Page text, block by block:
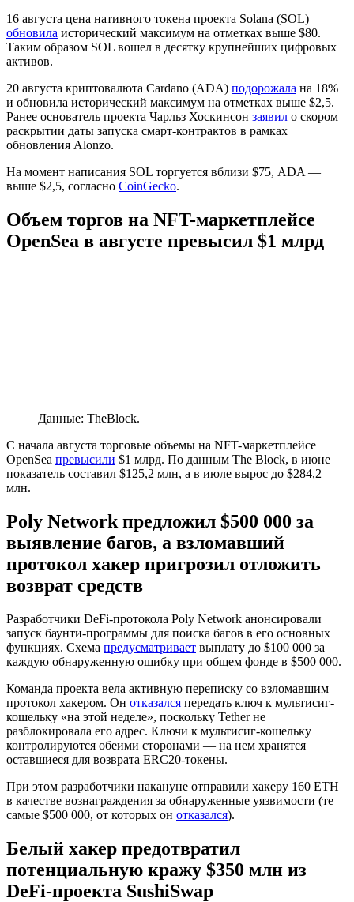
16 августа цена нативного токена проекта Solana (SOL)
обновила исторический максимум на отметках выше $80.
Таким образом SOL вошел в десятку крупнейших цифровых
активов.
20 августа криптовалюта Cardano (ADA) подорожала на 18%
и обновила исторический максимум на отметках выше $2,5.
Ранее основатель проекта Чарльз Хоскинсон заявил о скором
раскрытии даты запуска смарт-контрактов в рамках
обновления Alonzo.
На момент написания SOL торгуется вблизи $75, ADA —
выше $2,5, согласно CoinGecko.
Объем торгов на NFT-маркетплейсе
OpenSea в августе превысил $1 млрд
Данные: TheBlock.
С начала августа торговые объемы на NFT-маркетплейсе
OpenSea превысили $1 млрд. По данным The Block, в июне
показатель составил $125,2 млн, а в июле вырос до $284,2
млн.
Poly Network предложил $500 000 за
выявление багов, а взломавший
протокол хакер пригрозил отложить
возврат средств
Разработчики DeFi-протокола Poly Network анонсировали
запуск баунти-программы для поиска багов в его основных
функциях. Схема предусматривает выплату до $100 000 за
каждую обнаруженную ошибку при общем фонде в $500 000.
Команда проекта вела активную переписку со взломавшим
протокол хакером. Он отказался передать ключ к мультисиг-
кошельку «на этой неделе», поскольку Tether не
разблокировала его адрес. Ключи к мультисиг-кошельку
контролируются обеими сторонами — на нем хранятся
оставшиеся для возврата ERC20-токены.
При этом разработчики накануне отправили хакеру 160 ETH
в качестве вознаграждения за обнаруженные уязвимости (те
самые $500 000, от которых он отказался).
Белый хакер предотвратил
потенциальную кражу $350 млн из
DeFi-проекта SushiSwap